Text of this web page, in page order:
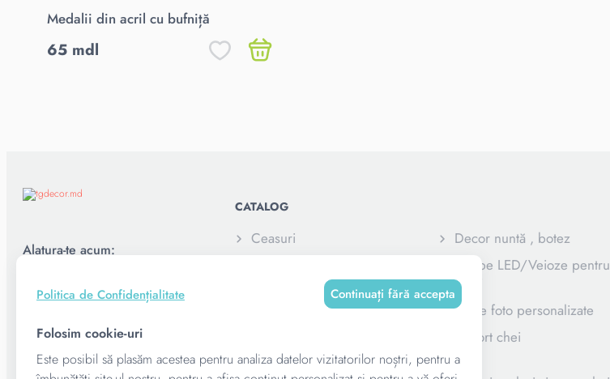
Medalii din acril cu bufniță
65 mdl
Alatura-te acum:
CATALOG
Ceasuri
Decor nuntă , botez
Lampe LED/Veioze pentru
copii
Rame foto personalizate
copii
Suport chei
Politica de Confidențialitate Continuați fără accepta
Folosim cookie-uri
Este posibil să plasăm acestea pentru analiza datelor vizitatorilor noștri, pentru a